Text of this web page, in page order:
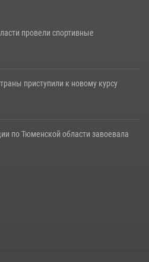
провели спортивные
приступили к новому курсу
по Тюменской области завоевала